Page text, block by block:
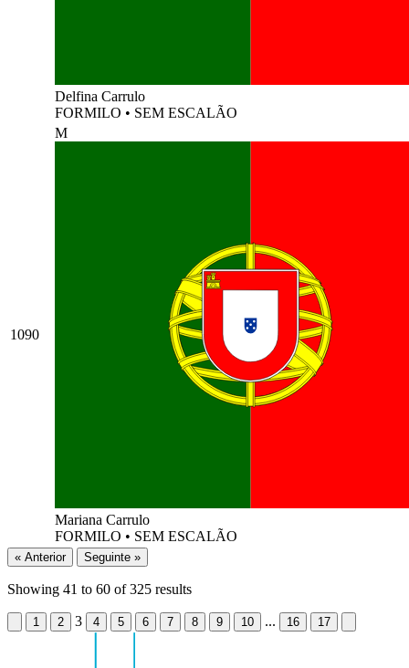
Delfina Carrulo
FORMILO • SEM ESCALÃO
1090
M
Mariana Carrulo
FORMILO • SEM ESCALÃO
« Anterior Seguinte »
Showing 41 to 60 of 325 results
1 2 3 4 5 6 7 8 9 10 ... 16 17